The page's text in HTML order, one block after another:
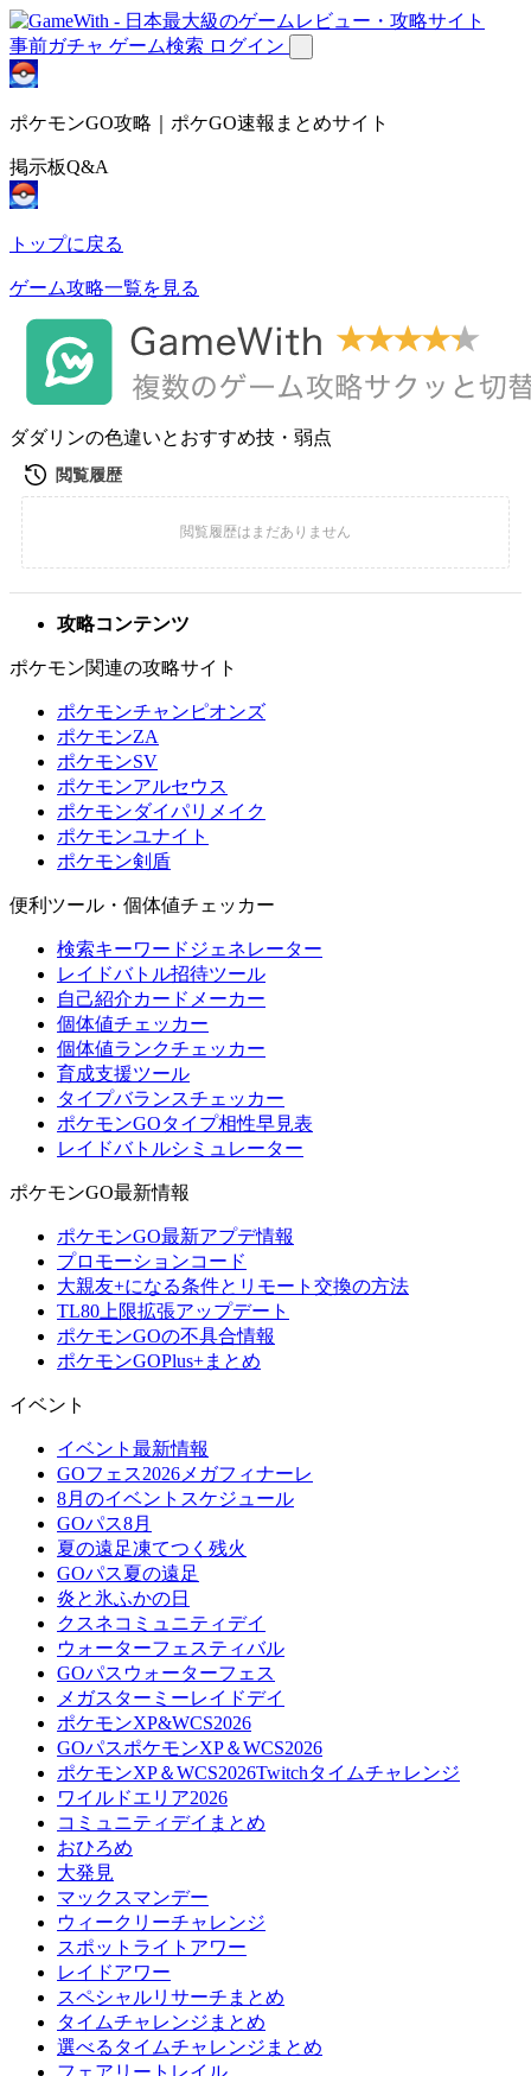
事前ガチャ ゲーム検索 ログイン
ポケモンGO攻略｜ポケGO速報まとめサイト
掲示板Q&A
トップに戻る
ゲーム攻略一覧を見る
ダダリンの色違いとおすすめ技・弱点
攻略コンテンツ
ポケモン関連の攻略サイト
ポケモンチャンピオンズ
ポケモンZA
ポケモンSV
ポケモンアルセウス
ポケモンダイパリメイク
ポケモンユナイト
ポケモン剣盾
便利ツール・個体値チェッカー
検索キーワードジェネレーター
レイドバトル招待ツール
自己紹介カードメーカー
個体値チェッカー
個体値ランクチェッカー
育成支援ツール
タイプバランスチェッカー
ポケモンGOタイプ相性早見表
レイドバトルシミュレーター
ポケモンGO最新情報
ポケモンGO最新アプデ情報
プロモーションコード
大親友+になる条件とリモート交換の方法
TL80上限拡張アップデート
ポケモンGOの不具合情報
ポケモンGOPlus+まとめ
イベント
イベント最新情報
GOフェス2026メガフィナーレ
8月のイベントスケジュール
GOパス8月
夏の遠足凍てつく残火
GOパス夏の遠足
炎と氷ふかの日
クスネコミュニティデイ
ウォーターフェスティバル
GOパスウォーターフェス
メガスターミーレイドデイ
ポケモンXP&WCS2026
GOパスポケモンXP＆WCS2026
ポケモンXP＆WCS2026Twitchタイムチャレンジ
ワイルドエリア2026
コミュニティデイまとめ
おひろめ
大発見
マックスマンデー
ウィークリーチャレンジ
スポットライトアワー
レイドアワー
スペシャルリサーチまとめ
タイムチャレンジまとめ
選べるタイムチャレンジまとめ
フェアリートレイル